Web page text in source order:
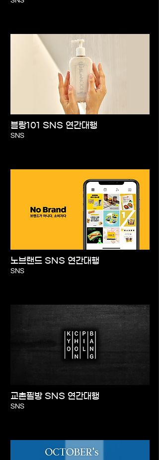
블랑101 SNS 연간대행
SNS
노브랜드 SNS 연간대행
SNS
교촌필방 SNS 연간대행
SNS